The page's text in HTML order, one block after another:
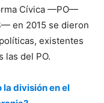
Cívica —PO—
en 2015 se dieron
existentes
las del PO.
la división en el